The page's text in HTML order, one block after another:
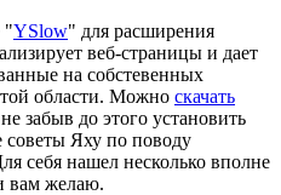
"YSlow" для расширения
веб-страницы и дает
на собстевенных
области. Можно скачать
забыв до этого установить
советы Яху по поводу
себя нашел несколько вполне
вам желаю.